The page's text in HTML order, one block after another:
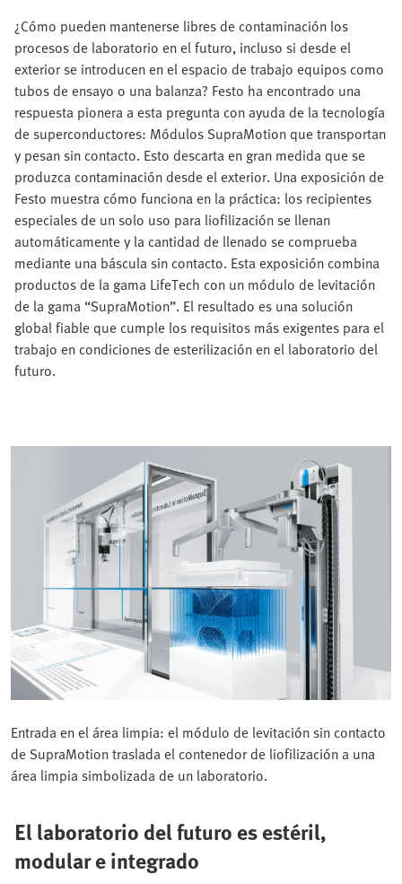
¿Cómo pueden mantenerse libres de contaminación los
procesos de laboratorio en el futuro, incluso si desde el
exterior se introducen en el espacio de trabajo equipos como
tubos de ensayo o una balanza? Festo ha encontrado una
respuesta pionera a esta pregunta con ayuda de la tecnología
de superconductores: Módulos SupraMotion que transportan
y pesan sin contacto. Esto descarta en gran medida que se
produzca contaminación desde el exterior. Una exposición de
Festo muestra cómo funciona en la práctica: los recipientes
especiales de un solo uso para liofilización se llenan
automáticamente y la cantidad de llenado se comprueba
mediante una báscula sin contacto. Esta exposición combina
productos de la gama LifeTech con un módulo de levitación
de la gama “SupraMotion”. El resultado es una solución
global fiable que cumple los requisitos más exigentes para el
trabajo en condiciones de esterilización en el laboratorio del
futuro.
Entrada en el área limpia: el módulo de levitación sin contacto
de SupraMotion traslada el contenedor de liofilización a una
área limpia simbolizada de un laboratorio.
El laboratorio del futuroes estéril,
modular e integrado